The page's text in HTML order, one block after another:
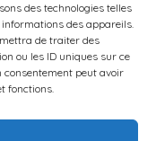
des technologies telles
des appareils.
de traiter des
ou les ID uniques sur ce
consentement peut avoir
fonctions.
rapport au
par le
maisons
les